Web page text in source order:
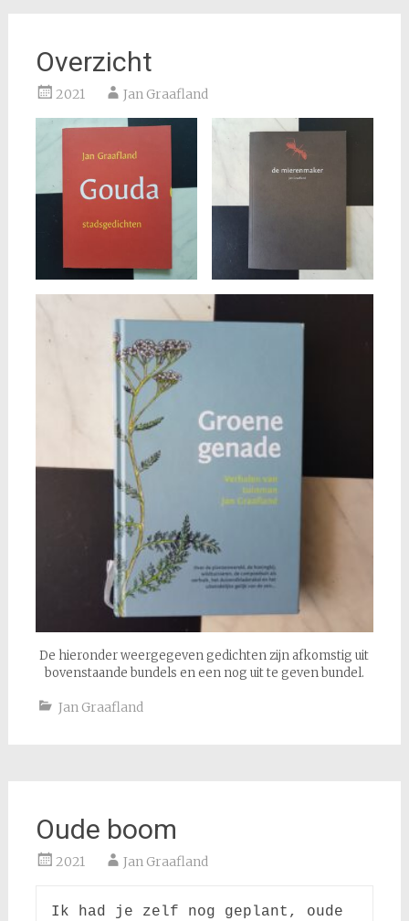
Overzicht
2021 Jan Graafland
De hieronder weergegeven gedichten zijn afkomstig uit
bovenstaande bundels en een nog uit te geven bundel.
Jan Graafland
Oude boom
2021 Jan Graafland
Ik had je zelf nog geplant, oude